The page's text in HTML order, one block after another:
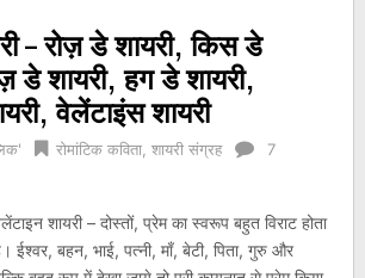
– रोज़ डे शायरी, किस डे
डे शायरी, हग डे शायरी,
वेलेंटाइंस शायरी
रोमांटिक कविता, शायरी संग्रह
7
शायरी – दोस्तों, प्रेम का स्वरूप बहुत विराट होता
ईश्वर, बहन, भाई, पत्नी, माँ, बेटी, पिता, गुरु और